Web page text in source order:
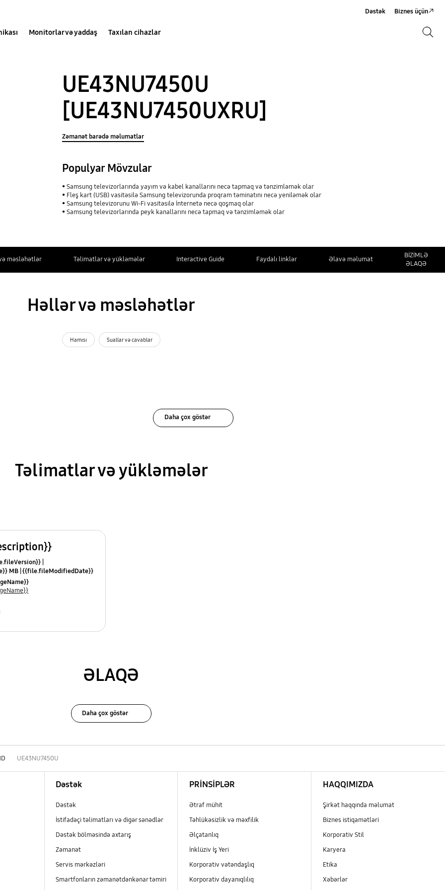
Monitorlar və yaddaş Taxılan cihazlar
Dəstək Biznes üçün
UE43NU7450U
[UE43NU7450UXRU]
Zəmanət barədə məlumatlar
Populyar Mövzular
Samsung televizorlarında yayım və kabel kanallarını necə tapmaq və tənzimləmək olar
Fleş kart (USB) vasitəsilə Samsung televizorunda proqram təminatını necə yeniləmək olar
Samsung televizorunu Wi-Fi vasitəsilə İnternetə necə qoşmaq olar
Samsung televizorlarında peyk kanallarını necə tapmaq və tənzimləmək olar
məsləhətlər Təlimatlar və yükləmələr Interactive Guide Faydalı linklər Əlavə məlumat
BİZİMLƏ
ƏLAQƏ
Həllər və məsləhətlər
Hamısı Suallar və cavablar
Daha çox göstər
Təlimatlar və yükləmələr
MB {{file.fileModifiedDate}}
ƏLAQƏ
Daha çox göstər
UE43NU7450U
Dəstək
Dəstək
İstifadəçi təlimatları və digər sənədlər
Dəstək bölməsində axtarış
Zəmanət
Servis mərkəzləri
Smartfonların zəmanətdənkənar təmiri
PRİNSİPLƏR
Ətraf mühit
Təhlükəsizlik və məxfilik
Əlçatanlıq
İnklüziv İş Yeri
Korporativ vətəndaşlıq
Korporativ dayanıqlılıq
HAQQIMIZDA
Şirkət haqqında məlumat
Biznes istiqamətləri
Korporativ Stil
Karyera
Etika
Xəbərlər